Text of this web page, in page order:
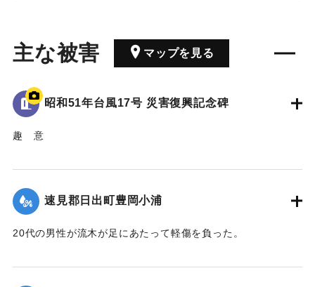
主な被害 マップを見る
昭和51年台風17号 災害復興記念碑
趣 意
昭和五十一年 九月十日夕山香町は有史以来の豪雨(台風十七
号)に襲われた
降水量 三一五 ミリ
最大時間雨量 七八 ミリ
速見郡日出町豊岡小浦
20代の男性が流木が足にあたって軽傷を負った。
｜固有コード:00857034